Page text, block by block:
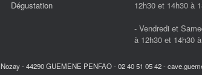
Dégustation
12h30 et 14h30 à
- Vendredi et
à 12h30 et 14h30
- 44290 GUEMENE PENFAO-02 40 51 05 42-